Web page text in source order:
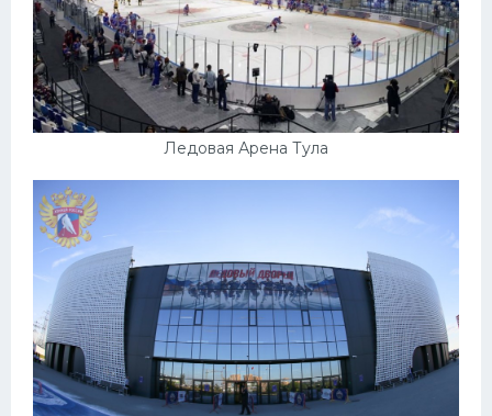
Ледовая Арена Тула
Еще картинки...
Футбол
Баскетбол
Велогонки
Конькобежный спорт
Тренажеры
Интерьер квартиры